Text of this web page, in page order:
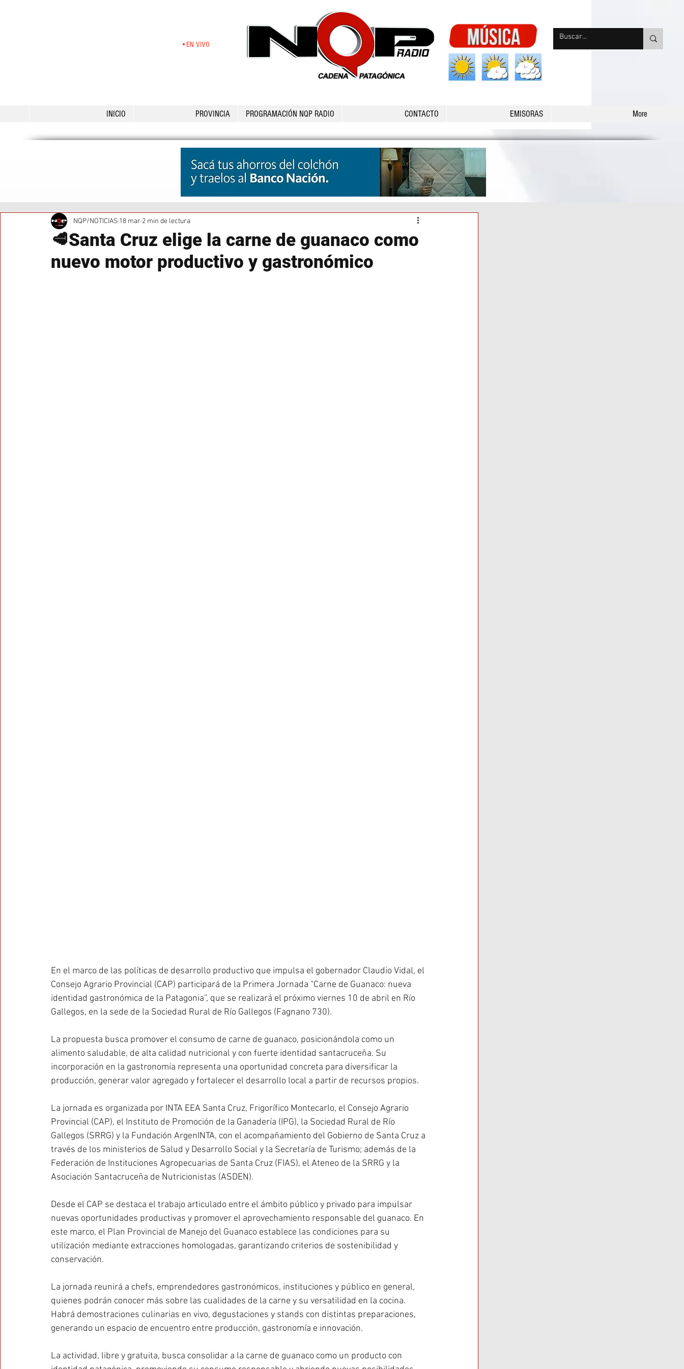
•EN VIVO
INICIO PROVINCIA PROGRAMACIÓN NQP RADIO CONTACTO EMISORAS More
🥩Santa Cruz elige la carne de guanaco como
nuevo motor productivo y gastronómico
NQP/NOTICIAS 18 mar 2 min de lectura
En el marco de las políticas de desarrollo productivo que impulsa el gobernador Claudio Vidal, el
Consejo Agrario Provincial (CAP) participará de la Primera Jornada “Carne de Guanaco: nueva
identidad gastronómica de la Patagonia”, que se realizará el próximo viernes 10 de abril en Río
Gallegos, en la sede de la Sociedad Rural de Río Gallegos (Fagnano 730).
La propuesta busca promover el consumo de carne de guanaco, posicionándola como un
alimento saludable, de alta calidad nutricional y con fuerte identidad santacruceña. Su
incorporación en la gastronomía representa una oportunidad concreta para diversificar la
producción, generar valor agregado y fortalecer el desarrollo local a partir de recursos propios.
La jornada es organizada por INTA EEA Santa Cruz, Frigorífico Montecarlo, el Consejo Agrario
Provincial (CAP), el Instituto de Promoción de la Ganadería (IPG), la Sociedad Rural de Río
Gallegos (SRRG) y la Fundación ArgenINTA, con el acompañamiento del Gobierno de Santa Cruz a
través de los ministerios de Salud y Desarrollo Social y la Secretaría de Turismo; además de la
Federación de Instituciones Agropecuarias de Santa Cruz (FIAS), el Ateneo de la SRRG y la
Asociación Santacruceña de Nutricionistas (ASDEN).
Desde el CAP se destaca el trabajo articulado entre el ámbito público y privado para impulsar
nuevas oportunidades productivas y promover el aprovechamiento responsable del guanaco. En
este marco, el Plan Provincial de Manejo del Guanaco establece las condiciones para su
utilización mediante extracciones homologadas, garantizando criterios de sostenibilidad y
conservación.
La jornada reunirá a chefs, emprendedores gastronómicos, instituciones y público en general,
quienes podrán conocer más sobre las cualidades de la carne y su versatilidad en la cocina.
Habrá demostraciones culinarias en vivo, degustaciones y stands con distintas preparaciones,
generando un espacio de encuentro entre producción, gastronomía e innovación.
La actividad, libre y gratuita, busca consolidar a la carne de guanaco como un producto con